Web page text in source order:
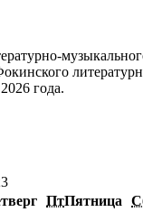
года.
ПтПятница